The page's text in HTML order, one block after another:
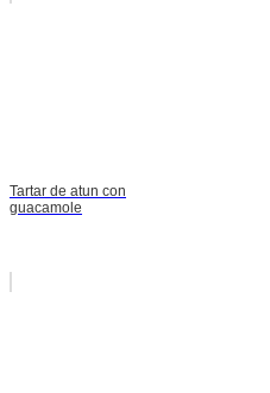
Tartar de atun con
guacamole